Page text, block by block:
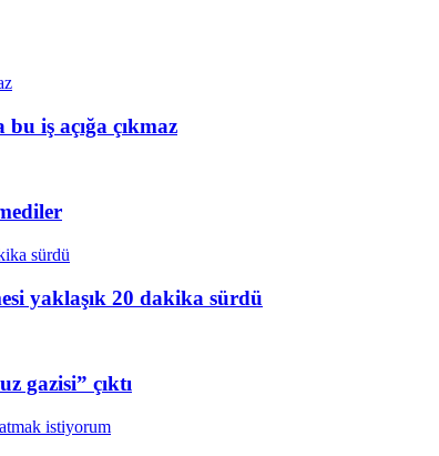
iş açığa çıkmaz
yaklaşık 20 dakika sürdü
gazisi” çıktı